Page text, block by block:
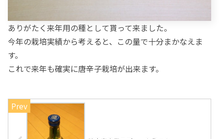
ありがたく来年用の種として貰って来ました。
今年の栽培実績から考えると、この量で十分まかなえま
す。
これで来年も確実に唐辛子栽培が出来ます。